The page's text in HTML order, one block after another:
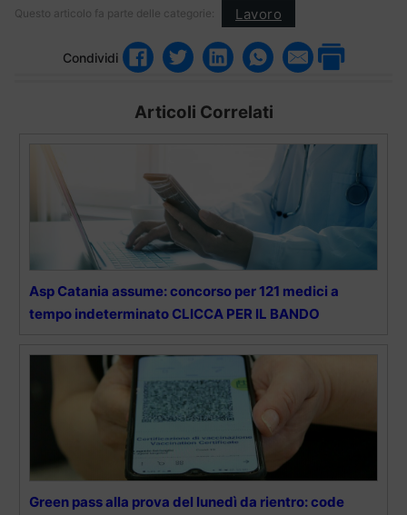
Questo articolo fa parte delle categorie: Lavoro
Condividi
Articoli Correlati
Asp Catania assume: concorso per 121 medici a
tempo indeterminato CLICCA PER IL BANDO
Green pass alla prova del lunedì da rientro: code